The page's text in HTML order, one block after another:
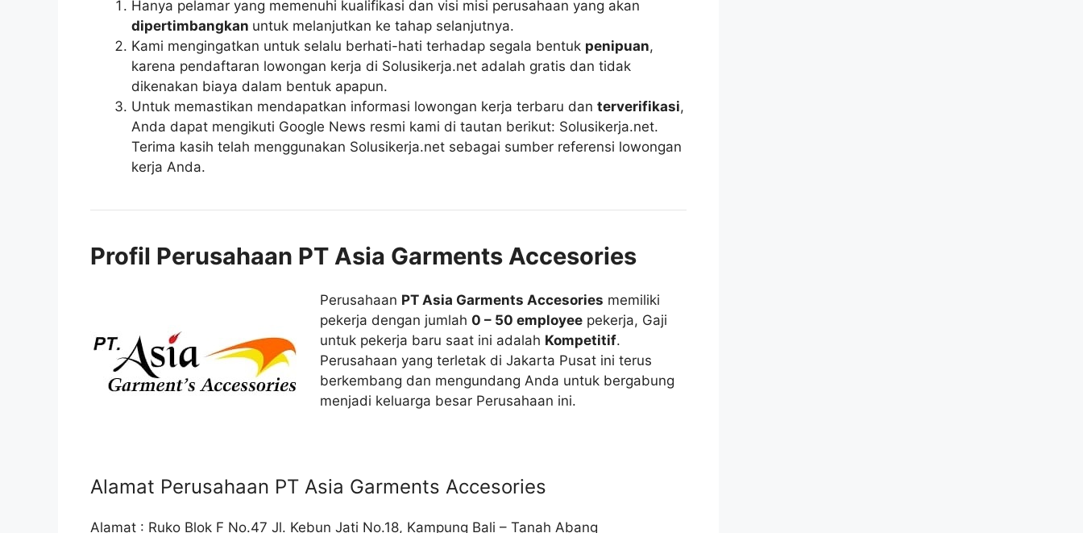
Hanya pelamar yang memenuhi kualifikasi dan visi misi perusahaan yang akan
dipertimbangkan untuk melanjutkan ke tahap selanjutnya.
Kami mengingatkan untuk selalu berhati-hati terhadap segala bentuk penipuan,
karena pendaftaran lowongan kerja di Solusikerja.net adalah gratis dan tidak
dikenakan biaya dalam bentuk apapun.
Untuk memastikan mendapatkan informasi lowongan kerja terbaru dan terverifikasi,
Anda dapat mengikuti Google News resmi kami di tautan berikut: Solusikerja.net.
Terima kasih telah menggunakan Solusikerja.net sebagai sumber referensi lowongan
kerja Anda.
Profil Perusahaan PT Asia Garments Accesories
Perusahaan PT Asia Garments Accesories memiliki
pekerja dengan jumlah 0 – 50 employeepekerja, Gaji
untuk pekerja baru saat ini adalah Kompetitif.
Perusahaan yang terletak di Jakarta Pusat ini terus
berkembang dan mengundang Anda untuk bergabung
menjadi keluarga besar Perusahaan ini.
Alamat Perusahaan PT Asia Garments Accesories
Alamat : Ruko Blok F No.47 Jl. Kebun Jati No.18, Kampung Bali – Tanah Abang